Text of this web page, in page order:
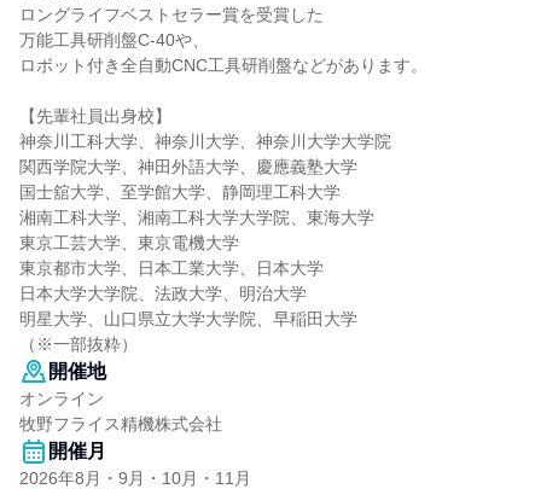
ロングライフベストセラー賞を受賞した
万能工具研削盤C-40や、
ロボット付き全自動CNC工具研削盤などがあります。
【先輩社員出身校】
神奈川工科大学、神奈川大学、神奈川大学大学院
関西学院大学、神田外語大学、慶應義塾大学
国士舘大学、至学館大学、静岡理工科大学
湘南工科大学、湘南工科大学大学院、東海大学
東京工芸大学、東京電機大学
東京都市大学、日本工業大学、日本大学
日本大学大学院、法政大学、明治大学
明星大学、山口県立大学大学院、早稲田大学
（※一部抜粋）
開催地
オンライン
牧野フライス精機株式会社
開催月
2026年8月・9月・10月・11月